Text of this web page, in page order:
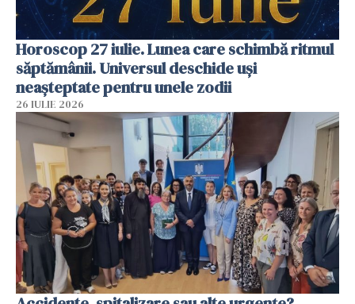
Horoscop 27 iulie. Lunea care schimbă ritmul
săptămânii. Universul deschide uși
neașteptate pentru unele zodii
26 IULIE 2026